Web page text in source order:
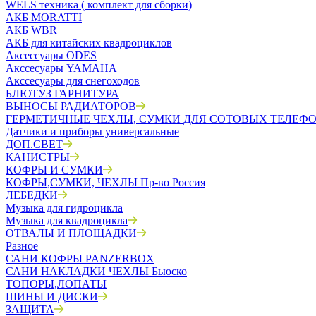
WELS техника ( комплект для сборки)
АКБ MORATTI
АКБ WBR
АКБ для китайских квадроциклов
Аксессуары ODES
Акссесуары YAMAHA
Акссесуары для снегоходов
БЛЮТУЗ ГАРНИТУРА
ВЫНОСЫ РАДИАТОРОВ
ГЕРМЕТИЧНЫЕ ЧЕХЛЫ, СУМКИ ДЛЯ СОТОВЫХ
Датчики и приборы универсальные
ДОП.СВЕТ
КАНИСТРЫ
КОФРЫ И СУМКИ
КОФРЫ,СУМКИ, ЧЕХЛЫ Пр-во Россия
ЛЕБЕДКИ
Музыка для гидроцикла
Музыка для квадроцикла
ОТВАЛЫ И ПЛОЩАДКИ
Разное
САНИ КОФРЫ PANZERBOX
САНИ НАКЛАДКИ ЧЕХЛЫ Бьюско
ТОПОРЫ,ЛОПАТЫ
ШИНЫ И ДИСКИ
ЗАЩИТА